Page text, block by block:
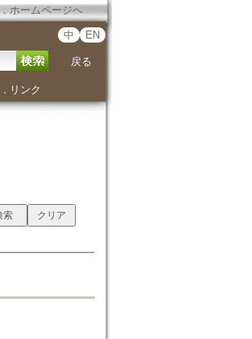
． ホームページへ
中 EN
戻る
． リンク